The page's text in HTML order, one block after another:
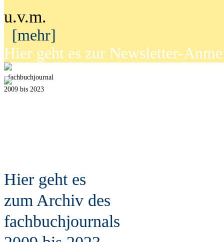
u.v.m.
[mehr]
Hier geht es zur Newsletter-
fachbuchjournal
2009 bis 2023
Hier geht es
zum Archiv des
fachbuchjournals